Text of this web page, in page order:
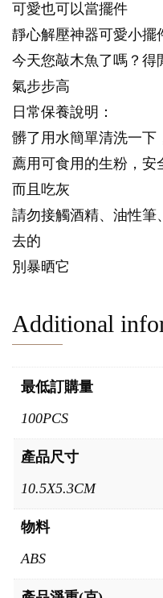
可愛也可以當擺件
靜心解壓神器可愛小擺
今天您敲木魚了嗎？得
氣步步高
日常保養說明：
髒了用水簡單清洗一下
薦用可食用的生粉，安
而且吃灰
請勿接觸酒精、油性筆
去的
別暴晒它
Additional
最低訂購量
100PCS
產品尺寸
10.5X5.3CM
物料
ABS